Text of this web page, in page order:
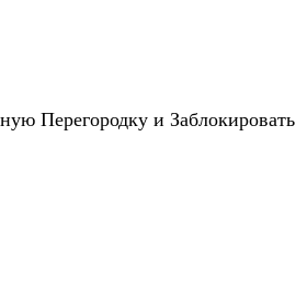
Перегородку и Заблокировать